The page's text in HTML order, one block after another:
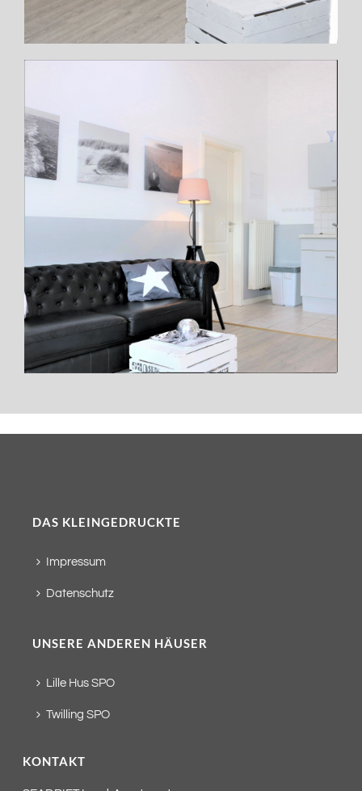
DAS KLEINGEDRUCKTE
Impressum
Datenschutz
UNSERE ANDEREN HÄUSER
Lille Hus SPO
Twilling SPO
KONTAKT